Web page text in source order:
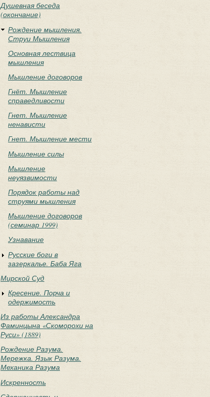
Душевная беседа
(окончание)
Рождение мышления.
Струи Мышления
Основная лествица
мышления
Мышление договоров
Гнёт. Мышление
справедливости
Гнет. Мышление
ненависти
Гнет. Мышление мести
Мышление силы
Мышление
неуязвимости
Порядок работы над
струями мышления
Мышление договоров
(семинар 1999)
Узнавание
Русские боги в
зазеркалье. Баба Яга
Мирской Суд
Кресение. Порча и
одержимость
Из работы Александра
Фаминцына «Скоморохи на
Руси» (1889)
Рождение Разума.
Мережка. Язык Разума.
Механика Разума
Искренность